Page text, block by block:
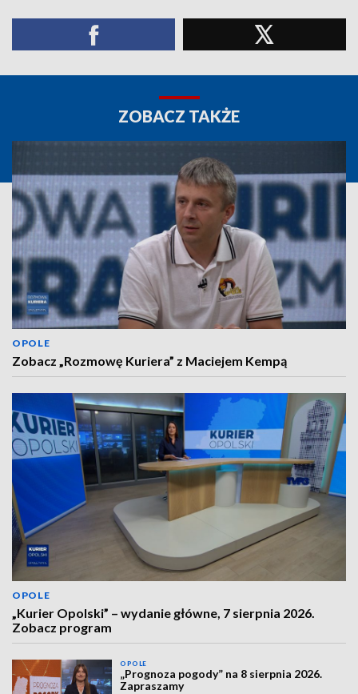
ZOBACZ TAKŻE
OPOLE
Zobacz „Rozmowę Kuriera” z Maciejem Kempą
OPOLE
„Kurier Opolski” – wydanie główne, 7 sierpnia 2026.
Zobacz program
OPOLE
„Prognoza pogody” na 8 sierpnia 2026.
Zapraszamy